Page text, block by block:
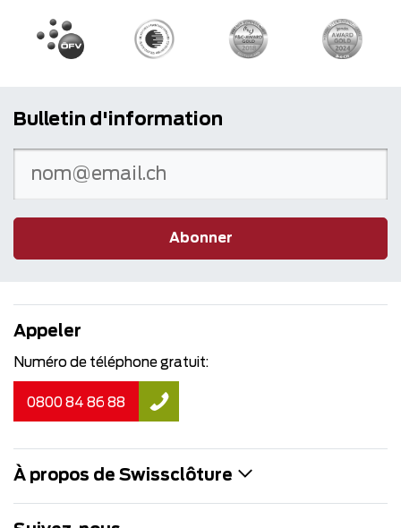
Bulletin d'information
Abonner
Appeler
Numéro de téléphone gratuit:
0800 84 86 88
À propos de Swissclôture